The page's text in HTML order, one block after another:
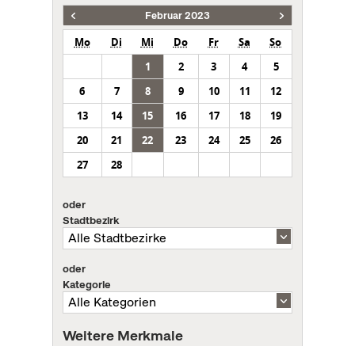
Februar 2023
Mo Di Mi Do Fr Sa
So
1
2 3 4
5
6
7 8 9 10 11
12
13
14 15 16 17 18
19
20
21 22 23 24 25
26
27
28
oder
Stadtbezirk
oder
Kategorie
Weitere Merkmale